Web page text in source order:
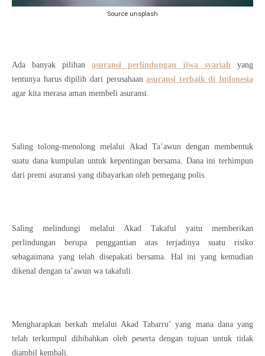
Source unsplash
Ada banyak pilihan asuransi perlindungan jiwa syariah yang
tentunya harus dipilih dari perusahaanasuransi terbaik di Indonesia
agar kita merasa aman membeli asuransi.
Saling tolong-menolong melalui Akad Ta’awun dengan membentuk
suatu dana kumpulan untuk kepentingan bersama. Dana ini terhimpun
dari premi asuransi yang dibayarkan oleh pemegang polis.
Saling melindungi melalui Akad Takaful yaitu memberikan
perlindungan berupa penggantian atas terjadinya suatu risiko
sebagaimana yang telah disepakati bersama. Hal ini yang kemudian
dikenal dengan ta’awun wa takafuli.
Mengharapkan berkah melalui Akad Tabarru’ yang mana dana yang
telah terkumpul dihibahkan oleh peserta dengan tujuan untuk tidak
diambil kembali.